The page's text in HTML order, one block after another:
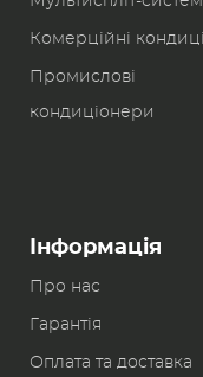
Комерційні
Промислові
кондиціонери
Інформація
Про нас
Гарантія
Оплата та доставка